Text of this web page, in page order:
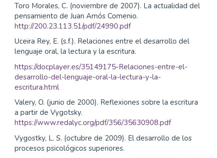
Toro Morales, C. (noviembre de 2007). La actualidad del
pensamiento de Juan Amós Comenio.
http://200.23.113.51/pdf/24990.pdf
Uceira Rey, E. (s.f.). Relaciones entre el desarrollo del
lenguaje oral, la lectura y la escritura.
https://docplayer.es/35149175-Relaciones-entre-el-
desarrollo-del-lenguaje-oral-la-lectura-y-la-
escritura.html
Valery, O. (junio de 2000). Reflexiones sobre la escritura
a partir de Vygotsky.
https://www.redalyc.org/pdf/356/35630908.pdf
Vygostky, L. S. (octubre de 2009). El desarrollo de los
procesos psicológicos superiores.